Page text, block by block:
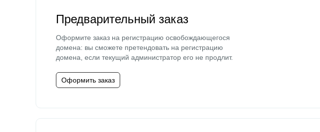
Предварительный заказ
Оформите заказ на регистрацию освобождающегося
домена: вы сможете претендовать на регистрацию
домена, если текущий администратор его не продлит.
Оформить заказ